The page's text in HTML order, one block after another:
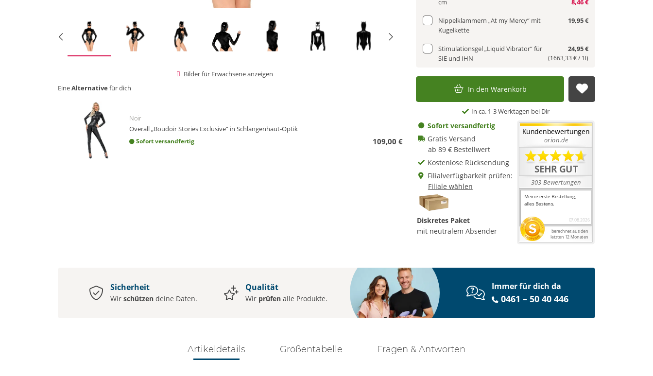
Bilder für Erwachsene anzeigen
EineAlternative für dich
Noir
Overall „Boudoir Stories Exclusive“ in Schlangenhaut-Optik
Sofort versandfertig 109,00 €
Nippelklammern „At my Mercy“ mit
Kugelkette
19,95 €
Stimulationsgel „Liquid Vibrator“ für
SIE und IHN
24,95 €
(1663,33 € / 1l)
In den Warenkorb Auf die
In ca. 1-3 Werktagen bei Dir
Sofort versandfertig
Gratis Versand
ab 89 € Bestellwert
Kostenlose Rücksendung
Filialverfügbarkeit prüfen:
Filiale wählen
Diskretes Paket
mit neutralem Absender
Sicherheit
Wir schützen deine Daten.
Qualität
Wir prüfen alle Produkte.
Immer für dich da
0461 – 50 40 446
Artikeldetails Größentabelle Fragen & Antworten